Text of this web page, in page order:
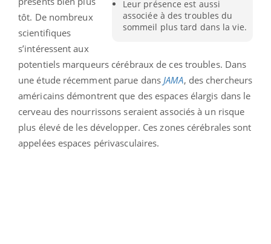
Leur présence est aussi
associée à des troubles du
sommeil plus tard dans la vie.
tôt. De nombreux
scientifiques
s’intéressent aux
potentiels marqueurs cérébraux de ces troubles. Dans
une étude récemment parue dans JAMA, des chercheurs
américains démontrent que des espaces élargis dans le
cerveau des nourrissons seraient associés à un risque
plus élevé de les développer. Ces zones cérébrales sont
appelées espaces périvasculaires.